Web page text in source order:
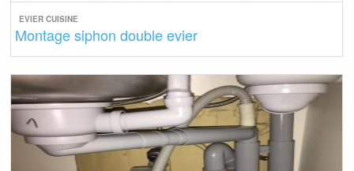
EVIER CUISINE
Montage siphon double evier